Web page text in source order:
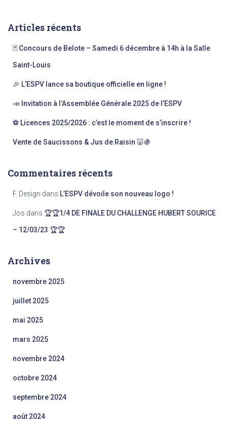
rArticles récents
🃏 Concours de Belote – Samedi 6 décembre à 14h à la Salle
Saint-Louis
🎉 L’ESPV lance sa boutique officielle en ligne !
📣 Invitation à l’Assemblée Générale 2025 de l’ESPV
⚽ Licences 2025/2026 : c’est le moment de s’inscrire !
Vente de Saucissons & Jus de Raisin 🐷🍇
Commentaires récents
F. Design dans L’ESPV dévoile son nouveau logo !
Jos dans 🏆🏆1/4 DE FINALE DU CHALLENGE HUBERT SOURICE
– 12/03/23 🏆🏆
Archives
novembre 2025
juillet 2025
mai 2025
mars 2025
novembre 2024
octobre 2024
septembre 2024
août 2024